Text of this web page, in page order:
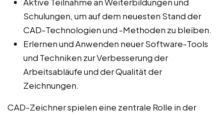
Schulungen, um auf dem neuesten Stand der
CAD-Technologien und -Methoden zu bleiben.
Erlernen und Anwenden neuer Software-Tools
und Techniken zur Verbesserung der
Arbeitsabläufe und der Qualität der
Zeichnungen.
CAD-Zeichner spielen eine zentrale Rolle in der